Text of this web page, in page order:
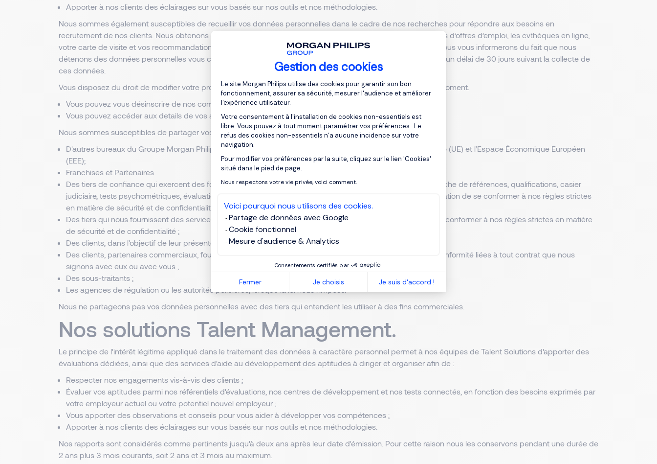
Gestion des cookies
Plateforme de Gestion du Consentement : Personnalisez vos Options
Le site Morgan Philips utilise des cookies pour garantir son bon
fonctionnement, assurer sa sécurité, mesurer l'audience et améliorer
l'expérience utilisateur.
Votre consentement à l'installation de cookies non-essentiels est
libre. Vous pouvez à tout moment paramétrer vos préférences. Le
refus des cookies non-essentiels n’a aucune incidence sur votre
navigation.
Pour modifier vos préférences par la suite, cliquez sur le lien 'Cookies'
situé dans le pied de page.
Nous respectons votre vie privée, voici comment.
Voici pourquoi nous utilisons des cookies.
Partage de données avec Google
Cookie fonctionnel
Mesure d'audience & Analytics
Consentements certifiés par
Fermer Je choisis Je suis d'accord !
Axeptio consent
Apporter à nos clients des éclairages sur vous basés sur nos outils et nos méthodologies.
Nous sommes également susceptibles de recueillir vos données personnelles dans le cadre de nos recherches pour répondre aux besoins en
recrutement de nos clients. Nous obtenons ces informations via différentes sources telles que LinkedIn, les sites d’offres d’emploi, les cvthèques en ligne,
votre carte de visite et vos recommandations personnelles. Si nous recueillons des informations à votre sujet, nous vous informerons du fait que nous
détenons des données personnelles vous concernant en vous envoyant cette politique de confidentialité dans un délai de 30 jours suivant la collecte de
ces données.
Vous disposez du droit de modifier votre profil personnel ainsi que vos préférences de communication à tout moment.
Vous pouvez vous désinscrire de nos communications marketing
Vous pouvez accéder aux details de vos alertesici.
Nous sommes susceptibles de partager vos données personnelles avec les parties suivantes :
D'autres bureaux du Groupe Morgan Philips, y compris ceux qui se trouvent en dehors de l’Union Européenne (UE) et l’Espace Économique Européen
(EEE);
Franchises et Partenaires
Des tiers de confiance qui exercent des fonctions importantes en notre nom, comme des services de recherche de références, qualifications, casier
judiciaire, tests psychométriques, évaluation de compétences et services de paye. Ces tiers sont dans l’obligation de se conformer à nos règles strictes
en matière de sécurité et de confidentialité ;
Des tiers qui nous fournissent des services de recherche et d’e-mailing. Ces tiers sont dans l’obligation de se conformer à nos règles strictes en matière
de sécurité et de confidentialité ;
Des clients, dans l’objectif de leur présenter des candidats ;
Des clients, partenaires commerciaux, fournisseurs et sous-traitants pour les obligations d’exécution et de conformité liées à tout contrat que nous
signons avec eux ou avec vous ;
Des sous-traitants ;
Les agences de régulation ou les autorités policières, lorsque la loi nous l'impose.
Nous ne partageons pas vos données personnelles avec des tiers qui entendent les utiliser à des fins commerciales.
Nos solutions Talent Management.
Le principe de l'intérêt légitime appliqué dans le traitement des données à caractère personnel permet à nos équipes de Talent Solutions d'apporter des
évaluations dédiées, ainsi que des services d'aide au développement des aptitudes à diriger et organiser afin de :
Respecter nos engagements vis-à-vis des clients ;
Évaluer vos aptitudes parmi nos référentiels d'évaluations, nos centres de développement et nos tests connectés, en fonction des besoins exprimés par
votre employeur actuel ou votre potentiel nouvel employeur ;
Vous apporter des observations et conseils pour vous aider à développer vos compétences ;
Apporter à nos clients des éclairages sur vous basés sur nos outils et nos méthodologies.
Nos rapports sont considérés comme pertinents jusqu'à deux ans après leur date d'émission. Pour cette raison nous les conservons pendant une durée de
2 ans plus 3 mois courants, soit 2 ans et 3 mois au maximum.